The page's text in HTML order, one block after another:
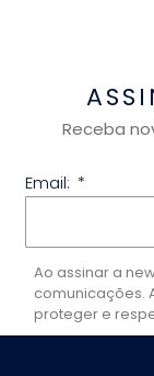
Receba
Email:
Ao assinar a
comunicações.
proteger e